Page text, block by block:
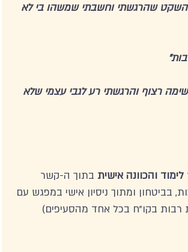
השקט שהרגשתי וחשבתי שמשהו בי לא
רצוף והרגשתי רע לגבי עצמי שלא
לימוד והכוונה אישית בתוך ה-קשר
בביטחון ומתוך ניסיון אישי במפגש עם
רבות בקו"ח בכל אחד מהסעיפים)